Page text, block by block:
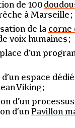
de 100
à Marseille ;
de la corne
voix humaines ;
d’un
espace
Viking ;
d’un
d’un Pavillon